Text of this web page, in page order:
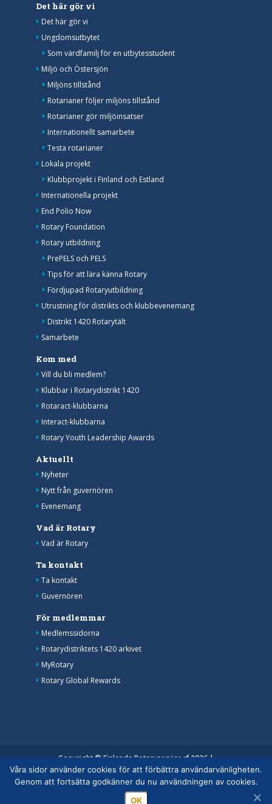
Det här gör vi
Det här gör vi
Ungdomsutbytet
Som värdfamilj för en utbytesstudent
Miljö och Östersjön
Miljöns tillstånd
Rotarianer följer miljöns tillstånd
Rotarianer gör miljöinsatser
Internationellt samarbete
Testa rotarianer
Lokala projekt
Klubbprojekt i Finland och Estland
Internationella projekt
End Polio Now
Rotary Foundation
Rotary utbildning
PrePELS och PELS
Tips för att lära känna Rotary
Fördjupad Rotaryutbildning
Utrustning för distrikts och klubbevenemang
Distrikt 1420 Rotarytält
Samarbete
Kom med
Vill du bli medlem?
Klubbar i Rotarydistrikt 1420
Rotaract-klubbarna
Interact-klubbarna
Rotary Youth Leadership Awards
Aktuellt
Nyheter
Nytt från guvernören
Evenemang
Vad är Rotary
Vad är Rotary
Ta kontakt
Ta kontakt
Guvernören
För medlemmar
Medlemssidorna
Rotarydistriktets 1420 arkivet
MyRotary
Rotary Global Rewards
Copyright © Finlands Rotaryservice rf 2026 |
Medelemsdatabasens datasäkerhetsanvisning|
Behandlingen av personuppgifter inom rotaryverksamheten
Våra sidor använder cookies för att förbättra användarvänligheten.
Genom att fortsätta godkänner du nu användningen av cookies.
OK